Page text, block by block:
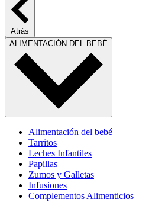
Atrás
ALIMENTACIÓN DEL BEBÉ
Alimentación del bebé
Tarritos
Leches Infantiles
Papillas
Zumos y Galletas
Infusiones
Complementos Alimenticios